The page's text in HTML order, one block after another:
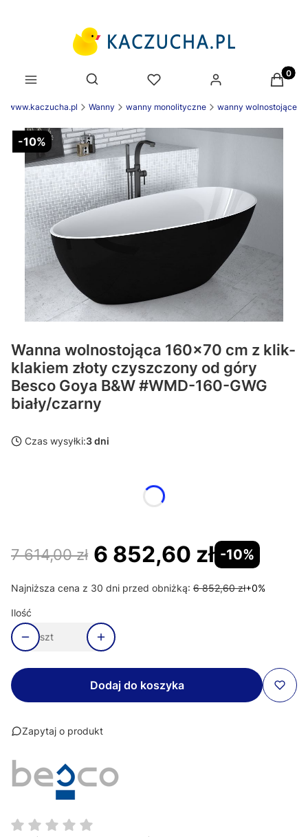
Otwórz wyszukiwarkę
www.kaczucha.pl Wanny wanny monolityczne wanny wolnostojące
-10%
Wanna wolnostojąca 160x70 cm z klik-
klakiem złoty czyszczony od góry
Besco Goya B&W #WMD-160-GWG
biały/czarny
Czas wysyłki:3 dni
Poszczególne warianty mogą różnić się ceną
7 614,00 zł 6 852,60 zł -10%
Najniższa cena z 30 dni przed obniżką: 6 852,60 zł+0%
Ilość
szt
Dodaj do koszyka
Zapytaj o produkt